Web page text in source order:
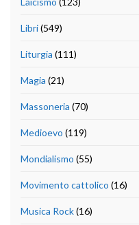
Libri(549)
Liturgia (111)
Magia (21)
Massoneria (70)
Medioevo (119)
Mondialismo (55)
Movimento cattolico (16)
Musica Rock(16)